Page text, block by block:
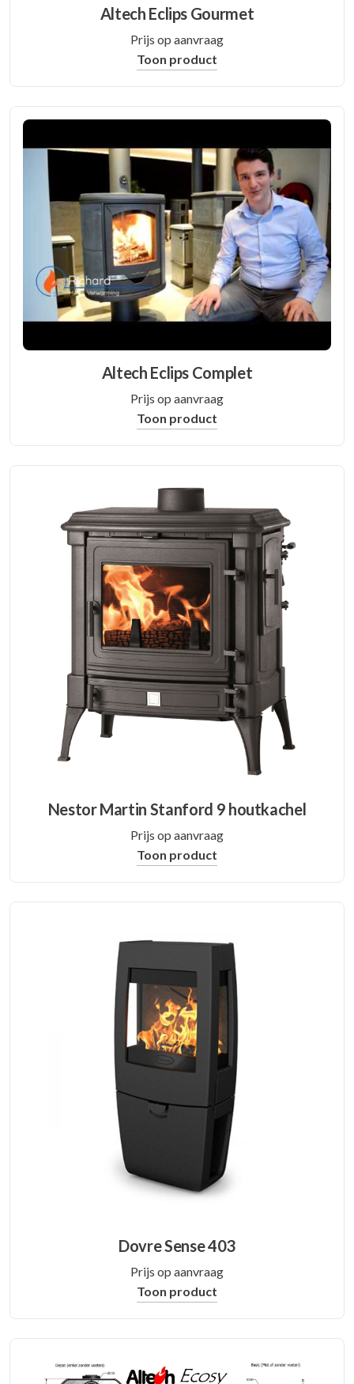
Altech Eclips Gourmet
Prijs op aanvraag
Toon product
Altech Eclips Complet
Prijs op aanvraag
Toon product
Nestor Martin Stanford 9 houtkachel
Prijs op aanvraag
Toon product
Dovre Sense 403
Prijs op aanvraag
Toon product